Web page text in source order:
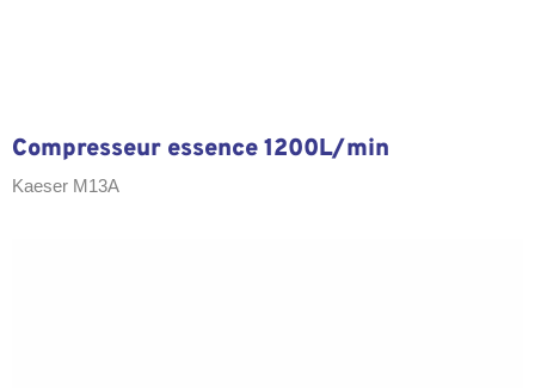
Compresseur essence 1200L/min
Kaeser M13A